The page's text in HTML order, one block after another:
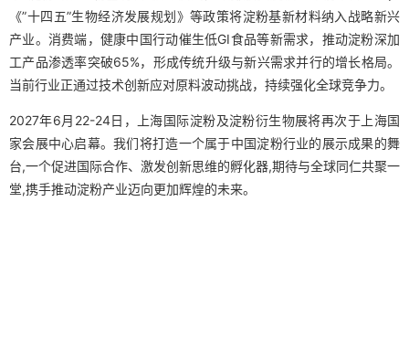
《”十四五”生物经济发展规划》等政策将淀粉基新材料纳入战略新兴
产业。消费端，健康中国行动催生低GI食品等新需求，推动淀粉深加
工产品渗透率突破65%，形成传统升级与新兴需求并行的增长格局。
当前行业正通过技术创新应对原料波动挑战，持续强化全球竞争力。
2027年6月22-24日，上海国际淀粉及淀粉衍生物展将再次于上海国
家会展中心启幕。我们将打造一个属于中国淀粉行业的展示成果的舞
台,一个促进国际合作、激发创新思维的孵化器,期待与全球同仁共聚一
堂,携手推动淀粉产业迈向更加辉煌的未来。